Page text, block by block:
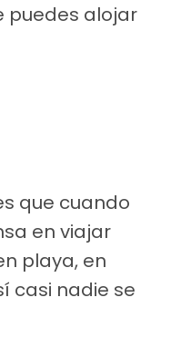
puedes alojar
que cuando
en viajar
playa, en
casi nadie se